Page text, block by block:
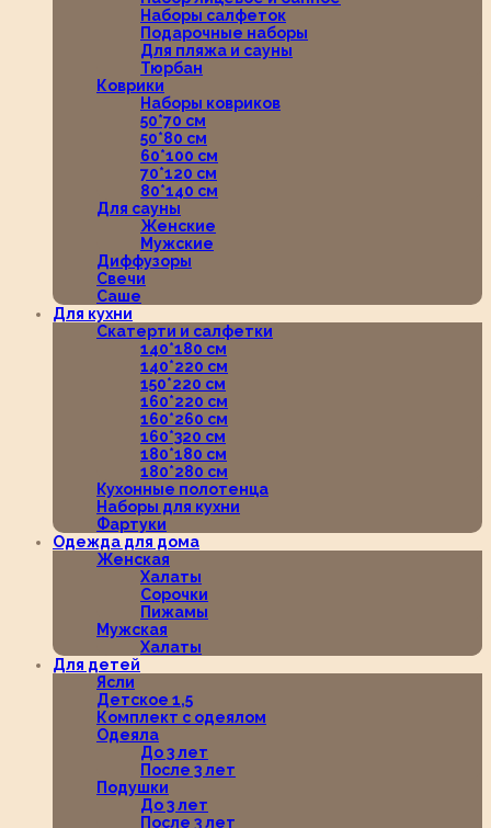
Наборы салфеток
Подарочные наборы
Для пляжа и сауны
Тюрбан
Коврики
Наборы ковриков
50*70 см
50*80 см
60*100 см
70*120 см
80*140 см
Для сауны
Женские
Мужские
Диффузоры
Свечи
Саше
Для кухни
Скатерти и салфетки
140*180 см
140*220 см
150*220 см
160*220 см
160*260 см
160*320 см
180*180 см
180*280 см
Кухонные полотенца
Наборы для кухни
Фартуки
Одежда для дома
Женская
Халаты
Сорочки
Пижамы
Мужская
Халаты
Для детей
Ясли
Детское 1,5
Комплект с одеялом
Одеяла
До 3 лет
После 3 лет
Подушки
До 3 лет
После 3 лет